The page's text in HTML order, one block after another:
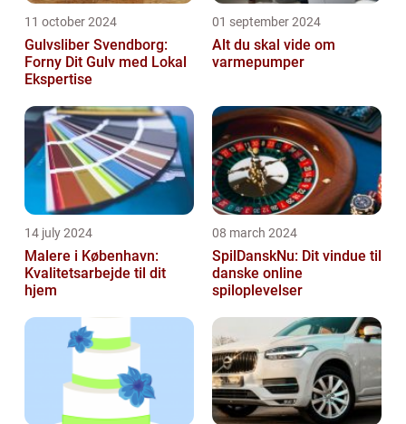
11 october 2024
Gulvsliber Svendborg:
Forny Dit Gulv med Lokal
Ekspertise
01 september 2024
Alt du skal vide om
varmepumper
14 july 2024
Malere i København:
Kvalitetsarbejde til dit
hjem
08 march 2024
SpilDanskNu: Dit vindue til
danske online
spiloplevelser